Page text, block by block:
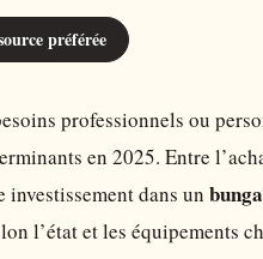
préférée
professionnels ou
en 2025. Entre
dans un
l’état et les équipements